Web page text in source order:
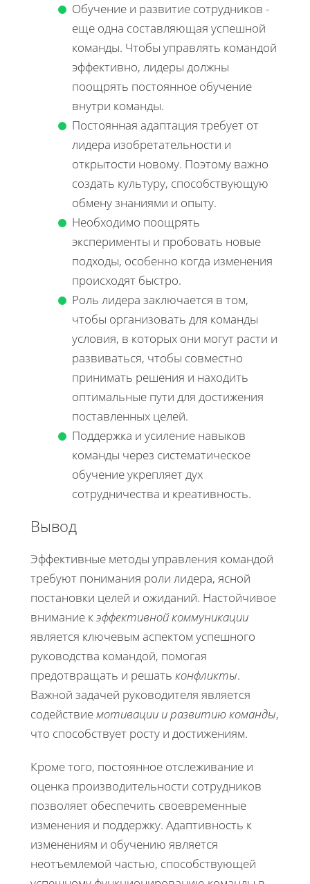
Обучение и развитие сотрудников -
еще одна составляющая успешной
команды. Чтобы управлять командой
эффективно, лидеры должны
поощрять постоянное обучение
внутри команды.
Постоянная адаптация требует от
лидера изобретательности и
открытости новому. Поэтому важно
создать культуру, способствующую
обмену знаниями и опыту.
Необходимо поощрять
эксперименты и пробовать новые
подходы, особенно когда изменения
происходят быстро.
Роль лидера заключается в том,
чтобы организовать для команды
условия, в которых они могут расти и
развиваться, чтобы совместно
принимать решения и находить
оптимальные пути для достижения
поставленных целей.
Поддержка и усиление навыков
команды через систематическое
обучение укрепляет дух
сотрудничества и креативность.
Вывод
Эффективные методы управления командой
требуют понимания роли лидера, ясной
постановки целей и ожиданий. Настойчивое
внимание кэффективной коммуникации
является ключевым аспектом успешного
руководства командой, помогая
предотвращать и решать конфликты.
Важной задачей руководителя является
содействиемотивации и развитию команды,
что способствует росту и достижениям.
Кроме того, постоянное отслеживание и
оценка производительности сотрудников
позволяет обеспечить своевременные
изменения и поддержку. Адаптивность к
изменениям и обучению является
неотъемлемой частью, способствующей